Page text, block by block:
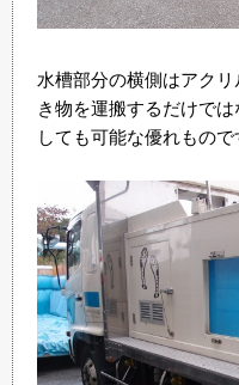
水槽部分の横側はアク
き物を運搬するだけで
しても可能な優れもので